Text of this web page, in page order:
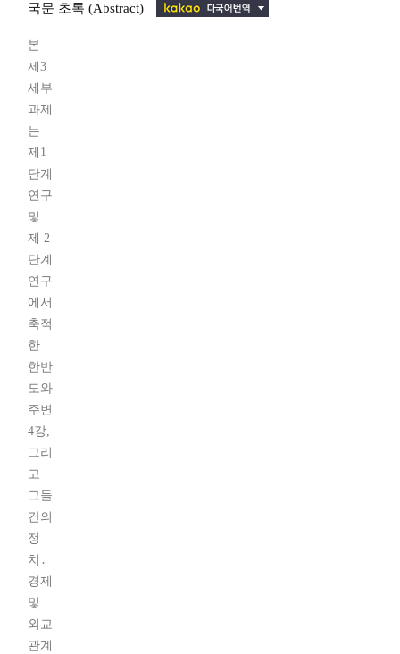
국문 초록 (Abstract)
본
제3
세부
과제
는
제1
단계
연구
및
제 2
단계
연구
에서
축적
한
한반
도와
주변
4강,
그리
고
그들
간의
정
치․
경제
및
외교
관계